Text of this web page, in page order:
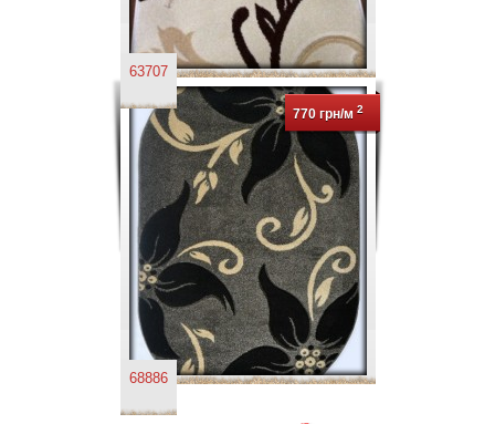
63707
770 грн/м 2
68886